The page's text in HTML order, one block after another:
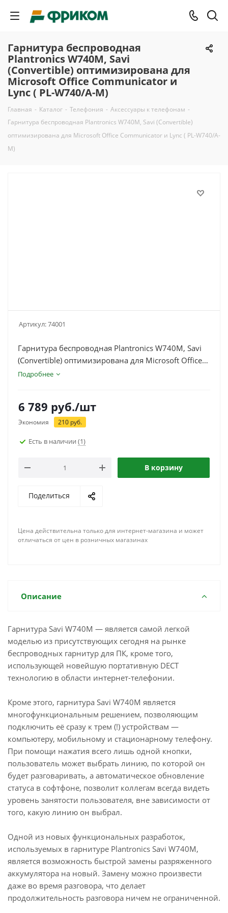
Гарнитура беспроводная
Plantronics W740M, Savi
(Convertible) оптимизирована для
Microsoft Office Communicator и
Lync ( PL-W740/A-M)
Главная - Каталог - Телефония - Аксессуары к телефонам -
Гарнитура беспроводная Plantronics W740M, Savi (Convertible)
оптимизирована для Microsoft Office Communicator и Lync ( PL-W740/A-
M)
Артикул:74001
Гарнитура беспроводная Plantronics W740M, Savi
(Convertible) оптимизирована для Microsoft Office
Communicator и Lync ( PL-W740/A-M)
Подробнее
6 789 руб./шт
Экономия 210 руб.
Есть в наличии (1)
В корзину
Поделиться
Цена действительна только для интернет-магазина и может
отличаться от цен в розничных магазинах
Описание
Гарнитура Savi W740M — является самой легкой
моделью из присутствующих сегодня на рынке
беспроводных гарнитур для ПК, кроме того,
использующей новейшую портативную DECT
технологию в области интернет-телефонии.
Кроме этого, гарнитура Savi W740M является
многофункциональным решением, позволяющим
подключить её сразу к трем (!) устройствам —
компьютеру, мобильному и стационарному телефону.
При помощи нажатия всего лишь одной кнопки,
пользователь может выбрать линию, по которой он
будет разговаривать, а автоматическое обновление
статуса в софтфоне, позволит коллегам всегда видеть
уровень занятости пользователя, вне зависимости от
того, какую линию он выбрал.
Одной из новых функциональных разработок,
используемых в гарнитуре Plantronics Savi W740M,
является возможность быстрой замены разряженного
аккумулятора на новый. Замену можно произвести
даже во время разговора, что делает
продолжительность разговора ничем не ограниченной.